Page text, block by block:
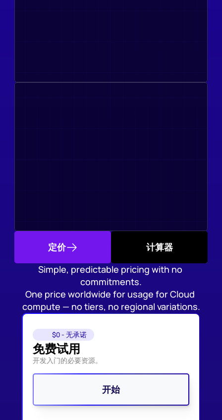
定价
计算器
Simple, predictable pricing with no
commitments.
One price worldwide for usage for Cloud
compute — no tiers, no regional variations.
$0 - 无承诺
免费试用
开发入门的必要资源。
开始